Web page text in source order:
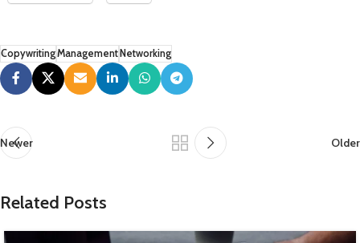
CopywritingManagement Networking
Newer Older
Related Posts